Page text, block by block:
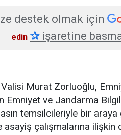
destek olmak için
edin ✰işaretine
Valisi Murat Zorluoğlu,
Emniyet ve Jandarma
temsilcileriyle bir
asayiş çalışmalarına